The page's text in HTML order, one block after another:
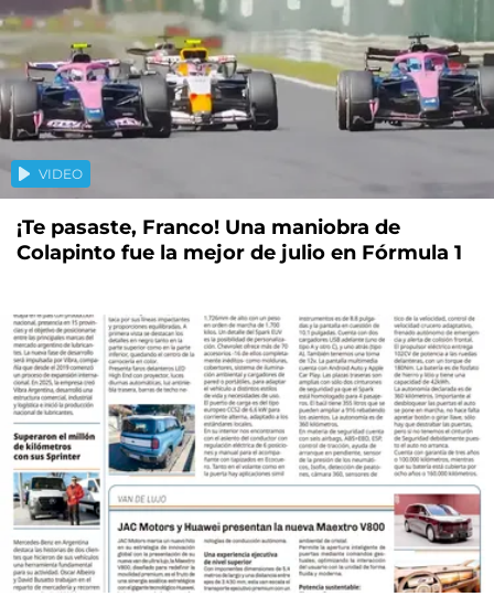
VIDEO
¡Te pasaste, Franco! Una maniobra de
Colapinto fue la mejor de julio en Fórmula 1